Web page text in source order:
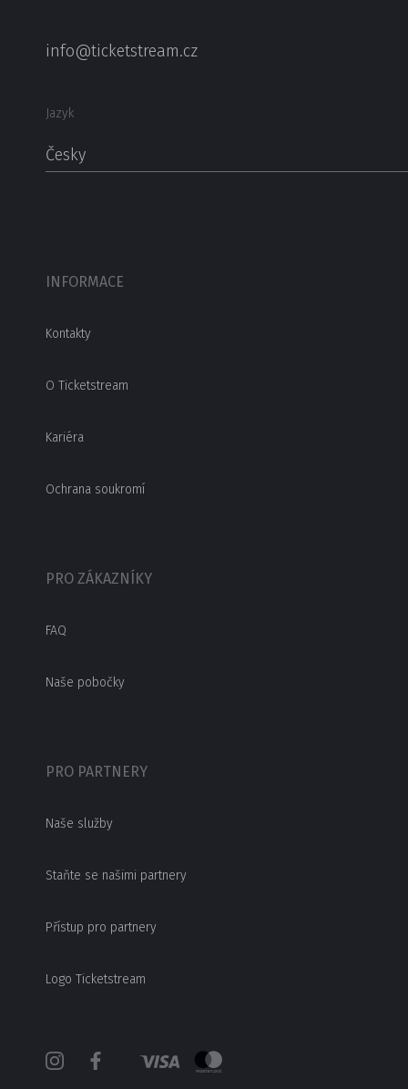
info@ticketstream.cz
Jazyk
Česky
INFORMACE
Kontakty
O Ticketstream
Kariéra
Ochrana soukromí
PRO ZÁKAZNÍKY
FAQ
Naše pobočky
PRO PARTNERY
Naše služby
Staňte se našimi partnery
Přístup pro partnery
Logo Ticketstream